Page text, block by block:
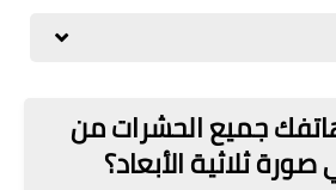
الربح من الانترنت
ذكاء اصطناعي
جميع الحشرات من
ثلاثية الأبعاد؟